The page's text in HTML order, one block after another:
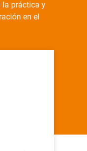
la práctica y
en el